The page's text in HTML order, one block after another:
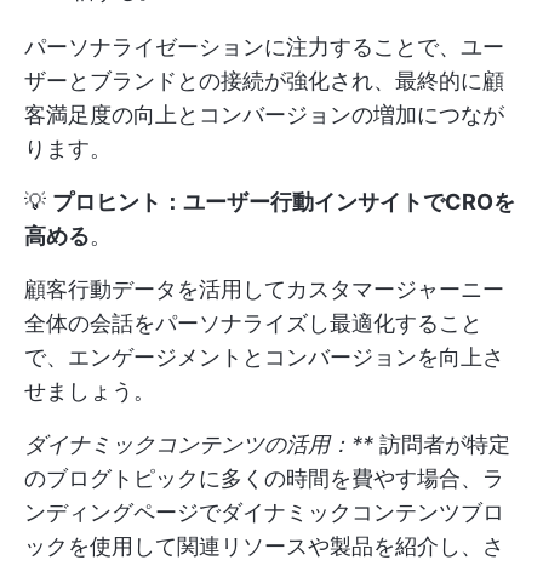
パーソナライゼーションに注力することで、ユー
ザーとブランドとの接続が強化され、最終的に顧
客満足度の向上とコンバージョンの増加につなが
ります。
💡 プロヒント：ユーザー行動インサイトでCROを
高める。
顧客行動データを活用してカスタマージャーニー
全体の会話をパーソナライズし最適化すること
で、エンゲージメントとコンバージョンを向上さ
せましょう。
ダイナミックコンテンツの活用：** 訪問者が特定
のブログトピックに多くの時間を費やす場合、ラ
ンディングページでダイナミックコンテンツブロ
ックを使用して関連リソースや製品を紹介し、さ